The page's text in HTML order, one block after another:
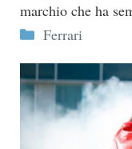
marchio che ha
Categorie
Ferrari